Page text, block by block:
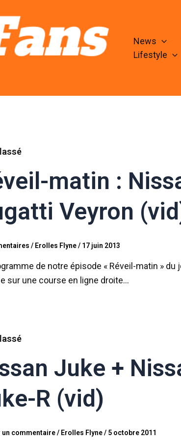
News
Lifestyle
matin :
Veyron
/ Erolles Flyne/ 17 juin 2013
de notre épisode « Réveil-matin »
sur une course en ligne droite…
Juke +
R (vid)
un commentaire/ Erolles Flyne/ 5 octobre 2011